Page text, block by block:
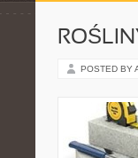
POSTED BY